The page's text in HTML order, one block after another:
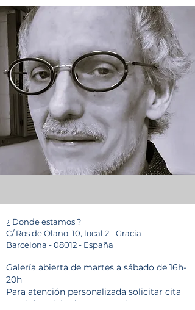
¿ Donde estamos ?
C/ Ros de Olano, 10, local 2 - Gracia -
Barcelona - 08012 - España
Galería abierta de martes a sábado de 16h-
20h
Para atención personalizada solicitar cita
previa( servicio de asesoramiento para